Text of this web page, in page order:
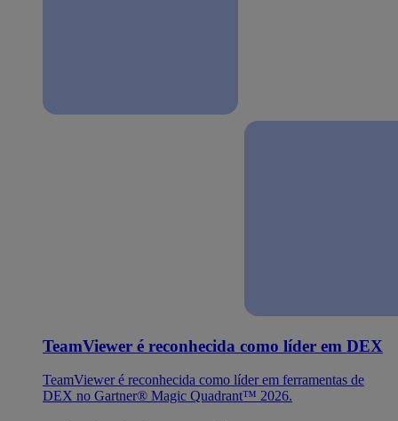
TeamViewer é reconhecida como líder em DEX
TeamViewer é reconhecida como líder em ferramentas de
DEX no Gartner® Magic Quadrant™ 2026.